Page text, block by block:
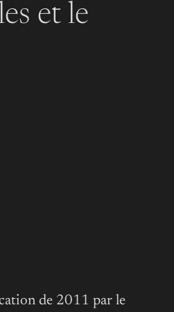
et le
de 2011 par le